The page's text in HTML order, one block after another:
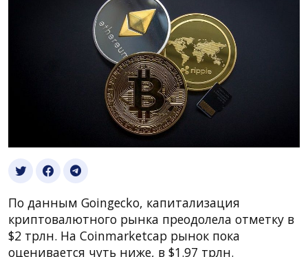
По данным Goingecko, капитализация
криптовалютного рынка преодолела отметку в
$2 трлн. На Coinmarketcap рынок пока
оценивается чуть ниже, в $1.97 трлн.